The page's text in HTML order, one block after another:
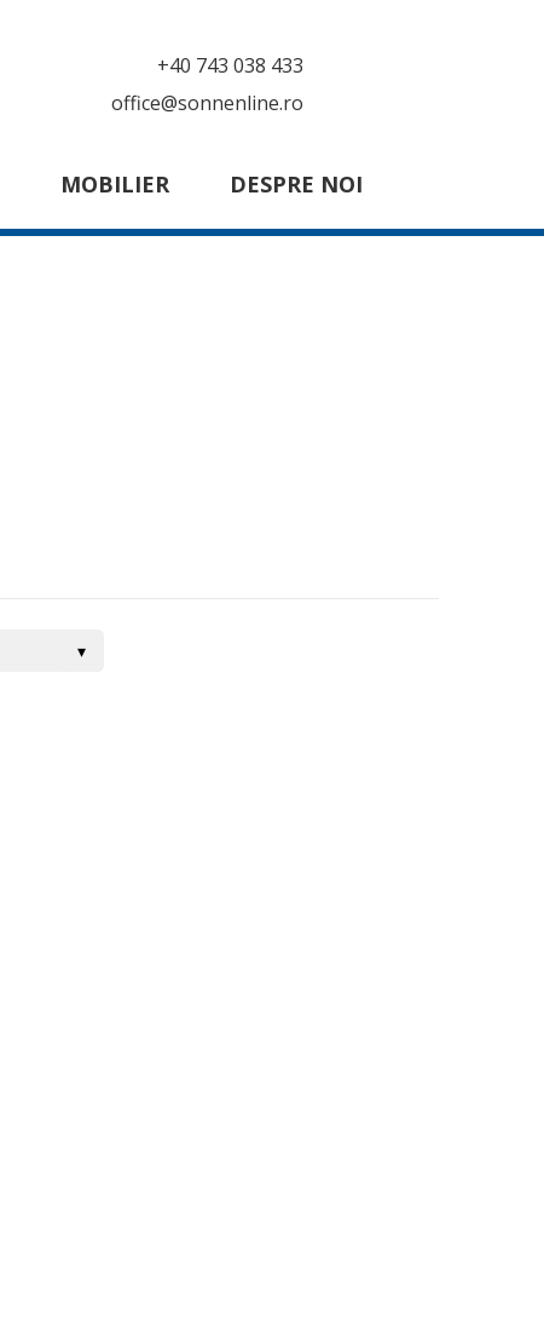
+40 743 038 433
office@sonnenline.ro
MOBILIER DESPRE NOI